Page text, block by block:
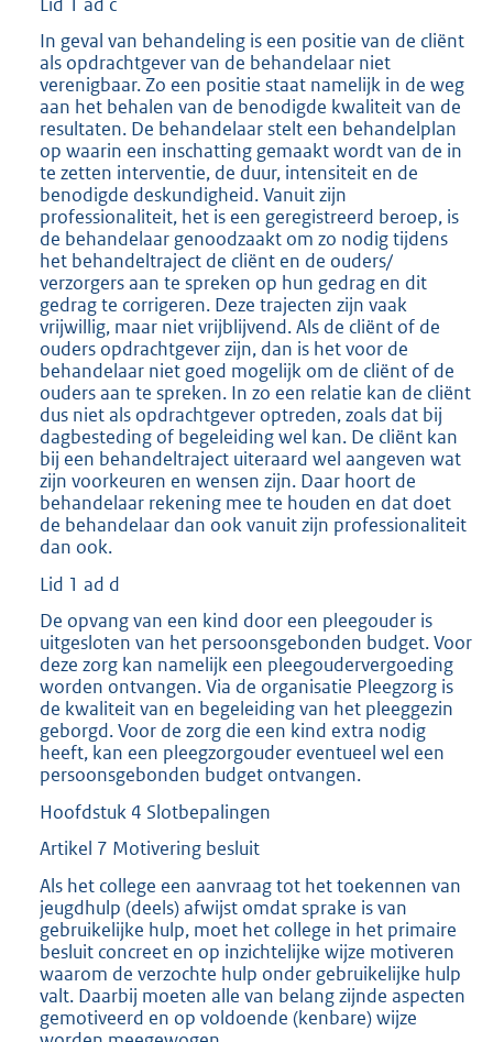
In geval van behandeling is een positie van de cliënt
als opdrachtgever van de behandelaar niet
verenigbaar. Zo een positie staat namelijk in de weg
aan het behalen van de benodigde kwaliteit van de
resultaten. De behandelaar stelt een behandelplan
op waarin een inschatting gemaakt wordt van de in
te zetten interventie, de duur, intensiteit en de
benodigde deskundigheid. Vanuit zijn
professionaliteit, het is een geregistreerd beroep, is
de behandelaar genoodzaakt om zo nodig tijdens
het behandeltraject de cliënt en de ouders/
verzorgers aan te spreken op hun gedrag en dit
gedrag te corrigeren. Deze trajecten zijn vaak
vrijwillig, maar niet vrijblijvend. Als de cliënt of de
ouders opdrachtgever zijn, dan is het voor de
behandelaar niet goed mogelijk om de cliënt of de
ouders aan te spreken. In zo een relatie kan de cliënt
dus niet als opdrachtgever optreden, zoals dat bij
dagbesteding of begeleiding wel kan. De cliënt kan
bij een behandeltraject uiteraard wel aangeven wat
zijn voorkeuren en wensen zijn. Daar hoort de
behandelaar rekening mee te houden en dat doet
de behandelaar dan ook vanuit zijn professionaliteit
dan ook.
Lid 1 ad d
De opvang van een kind door een pleegouder is
uitgesloten van het persoonsgebonden budget. Voor
deze zorg kan namelijk een pleegoudervergoeding
worden ontvangen. Via de organisatie Pleegzorg is
de kwaliteit van en begeleiding van het pleeggezin
geborgd. Voor de zorg die een kind extra nodig
heeft, kan een pleegzorgouder eventueel wel een
persoonsgebonden budget ontvangen.
Hoofdstuk 4 Slotbepalingen
Artikel 7 Motivering besluit
Als het college een aanvraag tot het toekennen van
jeugdhulp (deels) afwijst omdat sprake is van
gebruikelijke hulp, moet het college in het primaire
besluit concreet en op inzichtelijke wijze motiveren
waarom de verzochte hulp onder gebruikelijke hulp
valt. Daarbij moeten alle van belang zijnde aspecten
gemotiveerd en op voldoende (kenbare) wijze